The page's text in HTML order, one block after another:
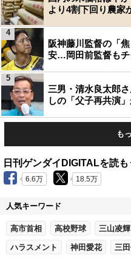
より4割下回り農家
阪神藤川監督の「
安…岡田前監督もチ
4
三男・清水良太郎
しの「父子再共演
5
も
日刊ゲンダイDIGITALを読も
6.6万 18.5万
人気キーワード
高市首相 高校野球 三山凌輝
ハラスメント 神田愛花 三